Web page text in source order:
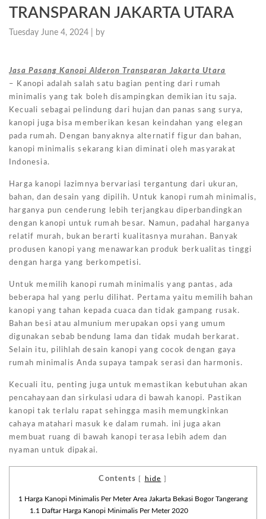
TRANSPARAN JAKARTA UTARA
Tuesday June 4, 2024 | by
Jasa Pasang Kanopi Alderon Transparan Jakarta Utara
– Kanopi adalah salah satu bagian penting dari rumah
minimalis yang tak boleh disampingkan demikian itu saja.
Kecuali sebagai pelindung dari hujan dan panas sang surya,
kanopi juga bisa memberikan kesan keindahan yang elegan
pada rumah. Dengan banyaknya alternatif figur dan bahan,
kanopi minimalis sekarang kian diminati oleh masyarakat
Indonesia.
Harga kanopi lazimnya bervariasi tergantung dari ukuran,
bahan, dan desain yang dipilih. Untuk kanopi rumah minimalis,
harganya pun cenderung lebih terjangkau diperbandingkan
dengan kanopi untuk rumah besar. Namun, padahal harganya
relatif murah, bukan berarti kualitasnya murahan. Banyak
produsen kanopi yang menawarkan produk berkualitas tinggi
dengan harga yang berkompetisi.
Untuk memilih kanopi rumah minimalis yang pantas, ada
beberapa hal yang perlu dilihat. Pertama yaitu memilih bahan
kanopi yang tahan kepada cuaca dan tidak gampang rusak.
Bahan besi atau almunium merupakan opsi yang umum
digunakan sebab bendung lama dan tidak mudah berkarat.
Selain itu, pilihlah desain kanopi yang cocok dengan gaya
rumah minimalis Anda supaya tampak serasi dan harmonis.
Kecuali itu, penting juga untuk memastikan kebutuhan akan
pencahayaan dan sirkulasi udara di bawah kanopi. Pastikan
kanopi tak terlalu rapat sehingga masih memungkinkan
cahaya matahari masuk ke dalam rumah. ini juga akan
membuat ruang di bawah kanopi terasa lebih adem dan
nyaman untuk dipakai.
Contents hide
1
Harga Kanopi Minimalis Per Meter Area Jakarta Bekasi Bogor Tangerang
1.1
Daftar Harga Kanopi Minimalis Per Meter 2020